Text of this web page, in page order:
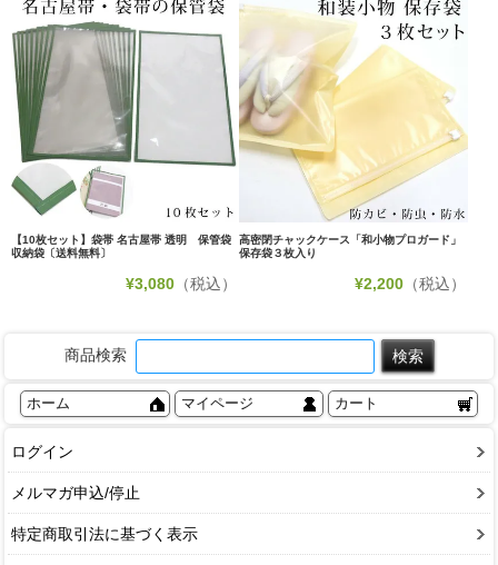
【10枚セット】袋帯 名古屋帯 透明 保管袋
収納袋〔送料無料〕
¥3,080 （税込）
高密閉チャックケース「和小物プロガード」
保存袋３枚入り
¥2,200（税込）
商品検索
ホーム マイページ カート
ログイン
メルマガ申込/停止
特定商取引法に基づく表示